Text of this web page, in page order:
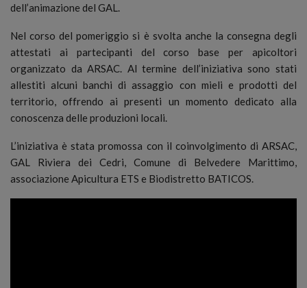
dell’animazione del GAL.
Nel corso del pomeriggio si è svolta anche la consegna degli
attestati ai partecipanti del corso base per apicoltori
organizzato da ARSAC. Al termine dell’iniziativa sono stati
allestiti alcuni banchi di assaggio con mieli e prodotti del
territorio, offrendo ai presenti un momento dedicato alla
conoscenza delle produzioni locali.
L’iniziativa è stata promossa con il coinvolgimento di ARSAC,
GAL Riviera dei Cedri, Comune di Belvedere Marittimo,
associazione Apicultura ETS e Biodistretto BATICOS.